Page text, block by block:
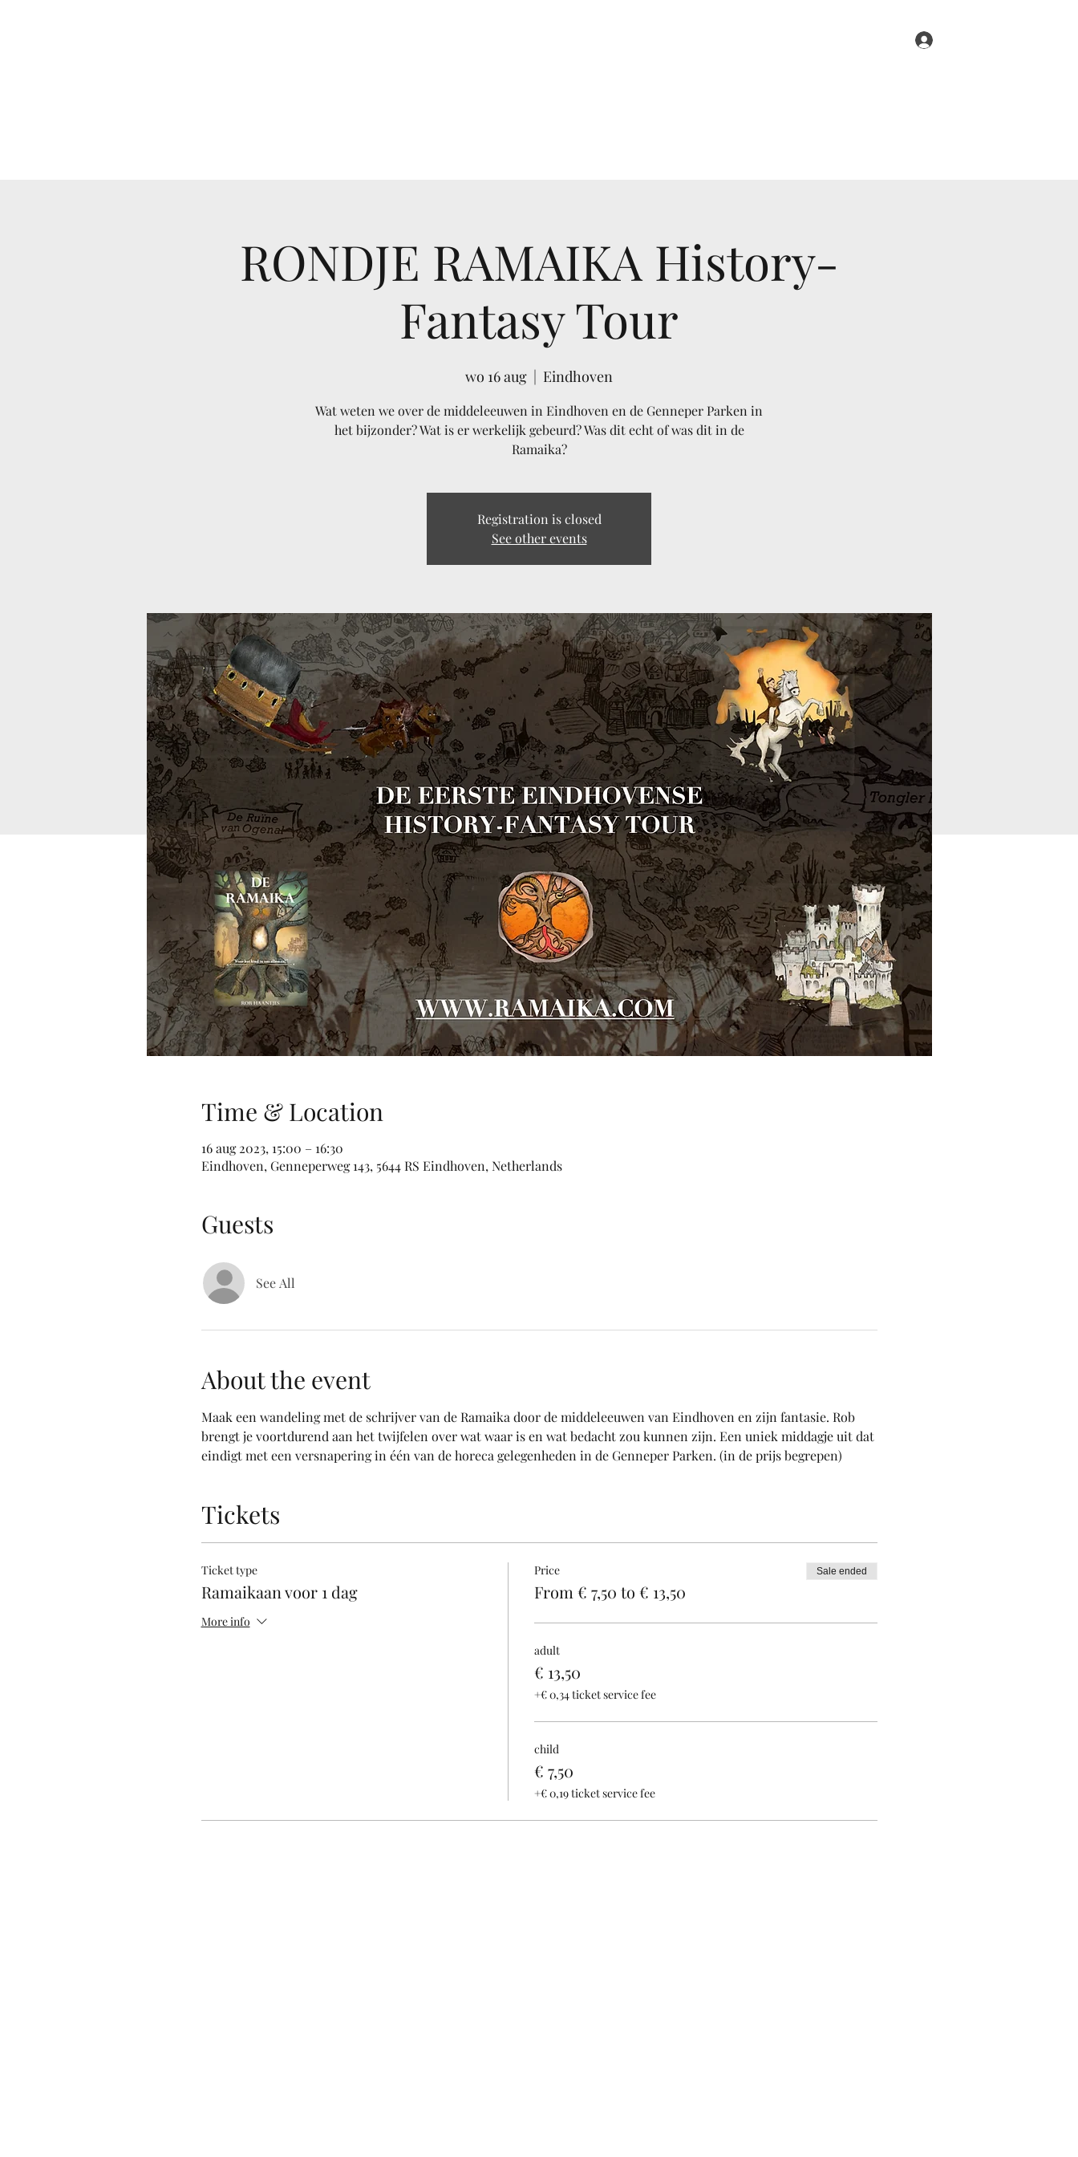
RONDJE RAMAIKA History-
Fantasy Tour
wo 16 aug
  |
Eindhoven
Wat weten we over de middeleeuwen in Eindhoven en de Genneper Parken in
het bijzonder? Wat is er werkelijk gebeurd? Was dit echt of was dit in de
Ramaika?
Registration is closed
See other events
Time & Location
16 aug 2023, 15:00 – 16:30
Eindhoven, Genneperweg 143, 5644 RS Eindhoven, Netherlands
Guests
See All
About the event
Maak een wandeling met de schrijver van de Ramaika door de middeleeuwen van Eindhoven en zijn fantasie. Rob
brengt je voortdurend aan het twijfelen over wat waar is en wat bedacht zou kunnen zijn. Een uniek middagje uit dat
eindigt met een versnapering in één van de horeca gelegenheden in de Genneper Parken. (in de prijs begrepen)
Tickets
Ticket type
Ramaikaan voor 1 dag
More info
Price
From € 7,50 to € 13,50
Sale ended
adult
€ 13,50
+€ 0,34 ticket service fee
child
€ 7,50
+€ 0,19 ticket service fee